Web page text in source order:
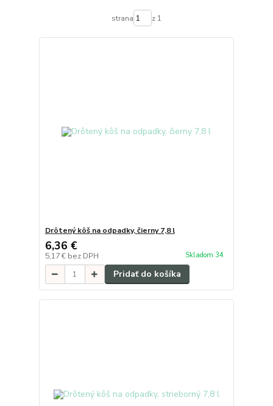
strana z 1
Drôtený kôš na odpadky, čierny 7,8 l
6,36 €
5,17 € bez DPH Skladom 34
Pridať do košíka